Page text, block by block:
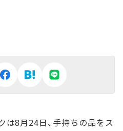
8月24日、手持ちの品をス